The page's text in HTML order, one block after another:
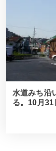
水道みち沿
る。10月